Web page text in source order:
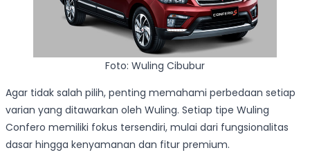
Foto: Wuling Cibubur
Agar tidak salah pilih, penting memahami perbedaan setiap
varian yang ditawarkan oleh Wuling. Setiap tipe Wuling
Confero memiliki fokus tersendiri, mulai dari fungsionalitas
dasar hingga kenyamanan dan fitur premium.